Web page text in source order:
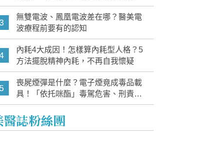
3
無雙電波、鳳凰電波差在哪？醫美電
波療程前要有的認知
內耗4大成因！怎樣算內耗型人格？5
方法擺脫精神內耗，不再自我懷疑
5
喪屍煙彈是什麼？電子煙竟成毒品載
具！「依托咪酯」毒駕危害、刑責與
家長必知警訊
醫誌粉絲團